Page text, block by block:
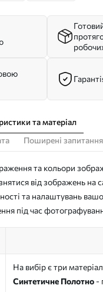
та матеріал
Поширені запитання
та кольори
від зображень на
та налаштувань
під час
На вибір є три
Синтетичне Полотно -